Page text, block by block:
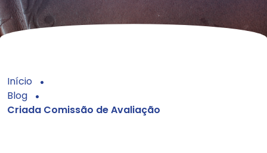
Início
Blog
Criada Comissão de Avaliação